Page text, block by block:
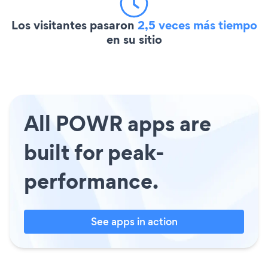
Los visitantes pasaron 2,5 veces más tiempo
en su sitio
All POWR apps are
built for peak-
performance.
See apps in action